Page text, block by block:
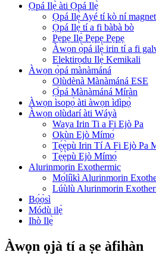
Ọpá Ilẹ̀ àti Ọpá Ilẹ̀
Ọpá Ilẹ̀ Ayé tí kò ní
Ọpá Ilẹ̀ tí a fi bàbà bò
Pẹpẹ Ilẹ̀ Pẹpẹ Pẹpẹ
Àwọn ọ̀pá ilẹ̀ irin tí a fi
Elektirọdu Ilẹ̀ Kemikali
Àwọn ọ̀pá mànàmáná
Olùdènà Mànàmáná ESE
Ọ̀pá Mànàmáná Míràn
Àwọn ìsopọ̀ àti àwọn ìdìpọ̀
Àwọn olùdarí àti Wáyà
Waya Irin Ti a Fi Ejò Pa
Okùn Ejò Mímọ́
Tẹ́ẹ̀pù Irin Tí A Fi Ejò Pa
Tẹ́ẹ̀pù Ejò Mímọ́
Alurinmorin Exothermic
Mọ́líìkì Alurinmorin
Lúùlù Alurinmorin
Bọ́ọ̀sì
Módù ilẹ̀
Ihò Ilẹ̀
Àwọn ọjà tí a ṣe àfihàn